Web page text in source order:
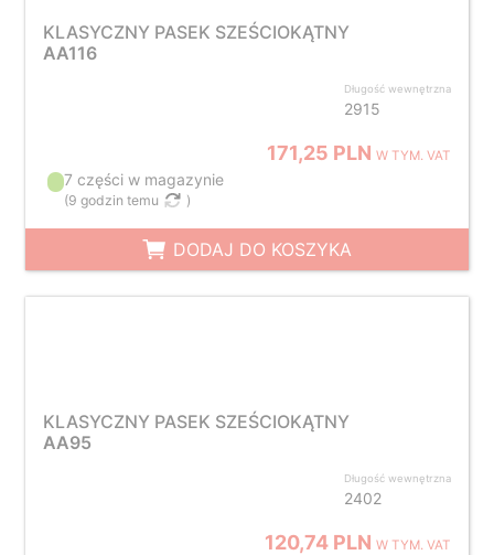
KLASYCZNY PASEK SZEŚCIOKĄTNY
AA116
Długość wewnętrzna
2915
171,25 PLNW TYM. VAT
7 części w magazynie
(9 godzin temu )
DODAJ DO KOSZYKA
KLASYCZNY PASEK SZEŚCIOKĄTNY
AA95
Długość wewnętrzna
2402
120,74 PLNW TYM. VAT